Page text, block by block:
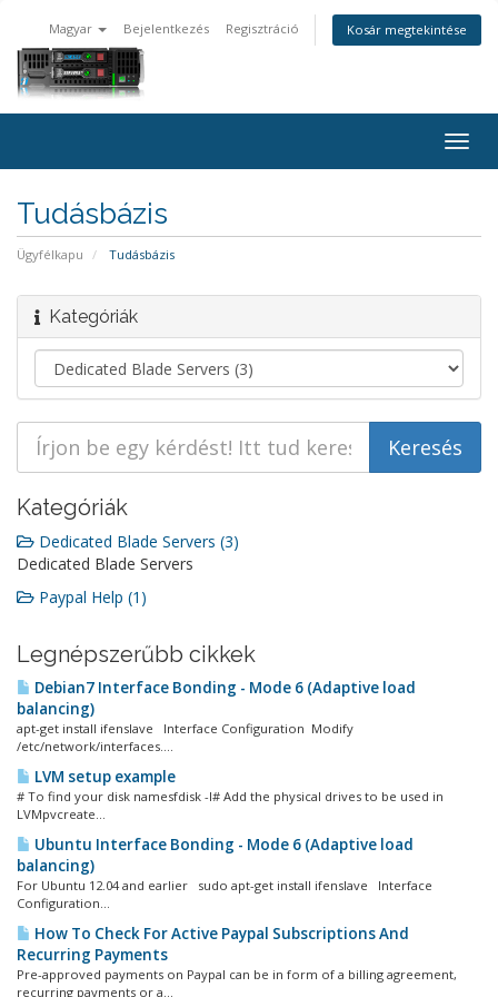
Magyar Bejelentkezés Regisztráció Kosár megtekintése
Tudásbázis
Ügyfélkapu Tudásbázis
Kategóriák
Kategóriák
Dedicated Blade Servers (3)
Dedicated Blade Servers
Paypal Help (1)
Legnépszerűbb cikkek
Debian7 Interface Bonding - Mode 6 (Adaptive load
balancing)
apt-get install ifenslave Interface Configuration Modify
/etc/network/interfaces....
LVM setup example
# To find your disk namesfdisk -l# Add the physical drives to be used in
LVMpvcreate...
Ubuntu Interface Bonding - Mode 6 (Adaptive load
balancing)
For Ubuntu 12.04 and earlier sudo apt-get install ifenslave Interface
Configuration...
How To Check For Active Paypal Subscriptions And
Recurring Payments
Pre-approved payments on Paypal can be in form of a billing agreement,
recurring payments or a...